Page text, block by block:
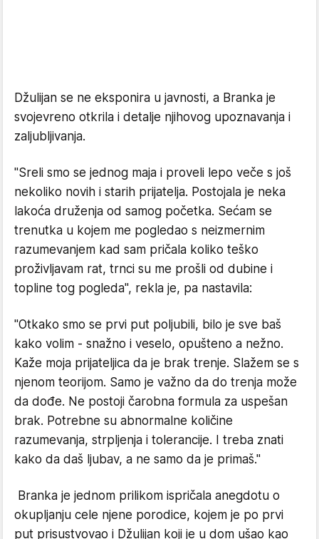
Džulijan se ne eksponira u javnosti, a Branka je
svojevreno otkrila i detalje njihovog upoznavanja i
zaljubljivanja.
"Sreli smo se jednog maja i proveli lepo veče s još
nekoliko novih i starih prijatelja. Postojala je neka
lakoća druženja od samog početka. Sećam se
trenutka u kojem me pogledao s neizmernim
razumevanjem kad sam pričala koliko teško
proživljavam rat, trnci su me prošli od dubine i
topline tog pogleda", rekla je, pa nastavila:
"Otkako smo se prvi put poljubili, bilo je sve baš
kako volim - snažno i veselo, opušteno a nežno.
Kaže moja prijateljica da je brak trenje. Slažem se s
njenom teorijom. Samo je važno da do trenja može
da dođe. Ne postoji čarobna formula za uspešan
brak. Potrebne su abnormalne količine
razumevanja, strpljenja i tolerancije. I treba znati
kako da daš ljubav, a ne samo da je primaš."
Branka je jednom prilikom ispričala anegdotu o
okupljanju cele njene porodice, kojem je po prvi
put prisustvovao i Džulijan koji je u dom ušao kao